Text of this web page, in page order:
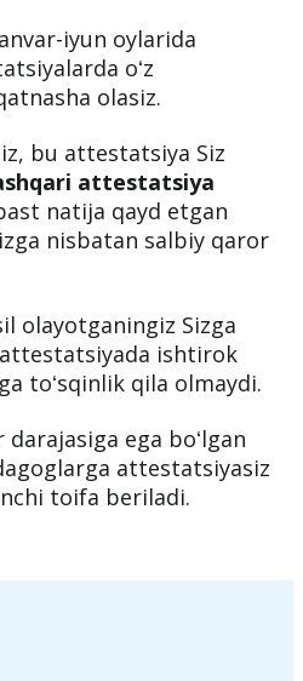
iyun oylarida
oʻz
olasiz.
bu attestatsiya Siz
attestatsiya
natija qayd etgan
nisbatan salbiy qaror
olayotganingiz Sizga
ishtirok
toʻsqinlik qila olmaydi.
ega boʻlgan
attestatsiyasiz
toifa beriladi.